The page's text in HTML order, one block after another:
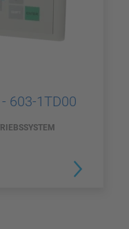
603-1TD00